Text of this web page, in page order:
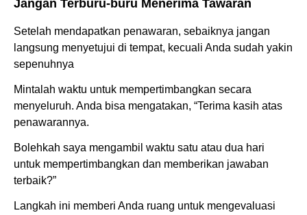
Jangan Terburu-buru Menerima Tawaran
Setelah mendapatkan penawaran, sebaiknya jangan
langsung menyetujui di tempat, kecuali Anda sudah yakin
sepenuhnya
Mintalah waktu untuk mempertimbangkan secara
menyeluruh. Anda bisa mengatakan, “Terima kasih atas
penawarannya.
Bolehkah saya mengambil waktu satu atau dua hari
untuk mempertimbangkan dan memberikan jawaban
terbaik?”
Langkah ini memberi Anda ruang untuk mengevaluasi